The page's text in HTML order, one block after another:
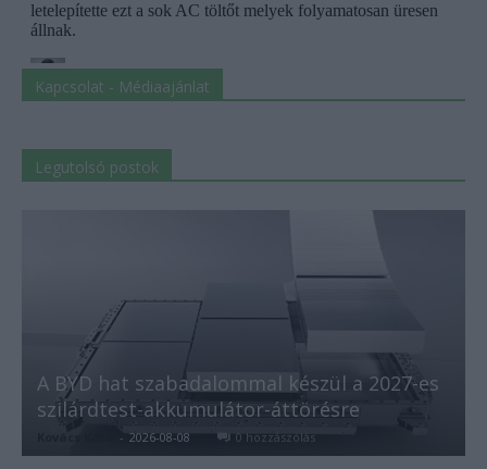
Kapcsolat - Médiaajánlat
Legutolsó postok
A BYD hat szabadalommal készül a 2027-es
szilárdtest-akkumulátor-áttörésre
- 2026-08-08 0 hozzászólás